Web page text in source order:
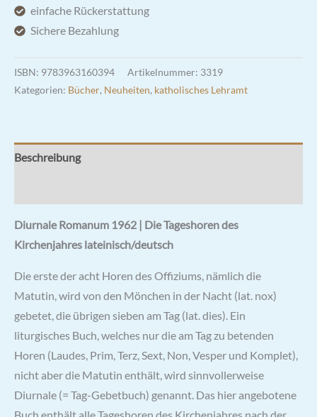
Menge
einfache Rückerstattung
Sichere Bezahlung
ISBN: 9783963160394 Artikelnummer: 3319
Kategorien: Bücher, Neuheiten, katholisches Lehramt
Beschreibung
Diurnale Romanum 1962 | Die Tageshoren des
Kirchenjahres lateinisch/deutsch
Die erste der acht Horen des Offiziums, nämlich die
Matutin, wird von den Mönchen in der Nacht (lat. nox)
gebetet, die übrigen sieben am Tag (lat. dies). Ein
liturgisches Buch, welches nur die am Tag zu betenden
Horen (Laudes, Prim, Terz, Sext, Non, Vesper und Komplet),
nicht aber die Matutin enthält, wird sinnvollerweise
Diurnale (= Tag-Gebetbuch) genannt. Das hier angebotene